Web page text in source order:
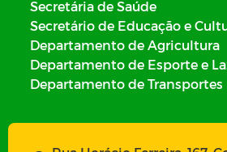
Secretária de Saúde
Secretário de Educação e
Departamento de Agricultura
Departamento de Esporte e
Departamento de Transportes